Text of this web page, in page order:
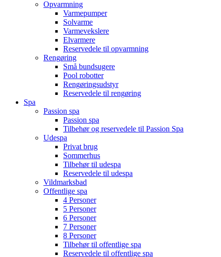
Opvarmning
Varmepumper
Solvarme
Varmevekslere
Elvarmere
Reservedele til opvarmning
Rengøring
Små bundsugere
Pool robotter
Rengøringsudstyr
Reservedele til rengøring
Spa
Passion spa
Passion spa
Tilbehør og reservedele til Passion Spa
Udespa
Privat brug
Sommerhus
Tilbehør til udespa
Reservedele til udespa
Vildmarksbad
Offentlige spa
4 Personer
5 Personer
6 Personer
7 Personer
8 Personer
Tilbehør til offentlige spa
Reservedele til offentlige spa